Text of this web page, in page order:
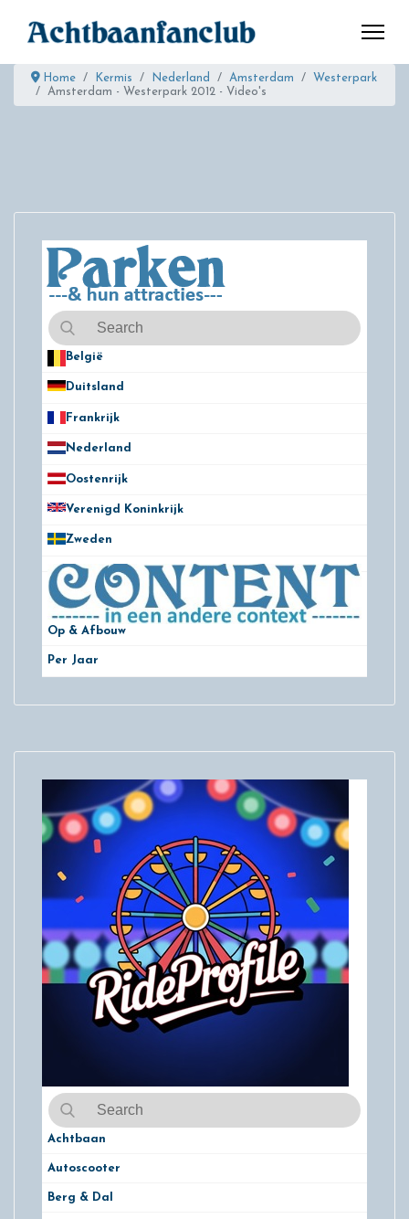
Home Kermis Nederland Amsterdam
Westerpark
Amsterdam - Westerpark 2012 - Video's
België
Duitsland
Frankrijk
Nederland
Oostenrijk
Verenigd Koninkrijk
Zweden
Op & Afbouw
Per Jaar
Achtbaan
Autoscooter
Berg & Dal